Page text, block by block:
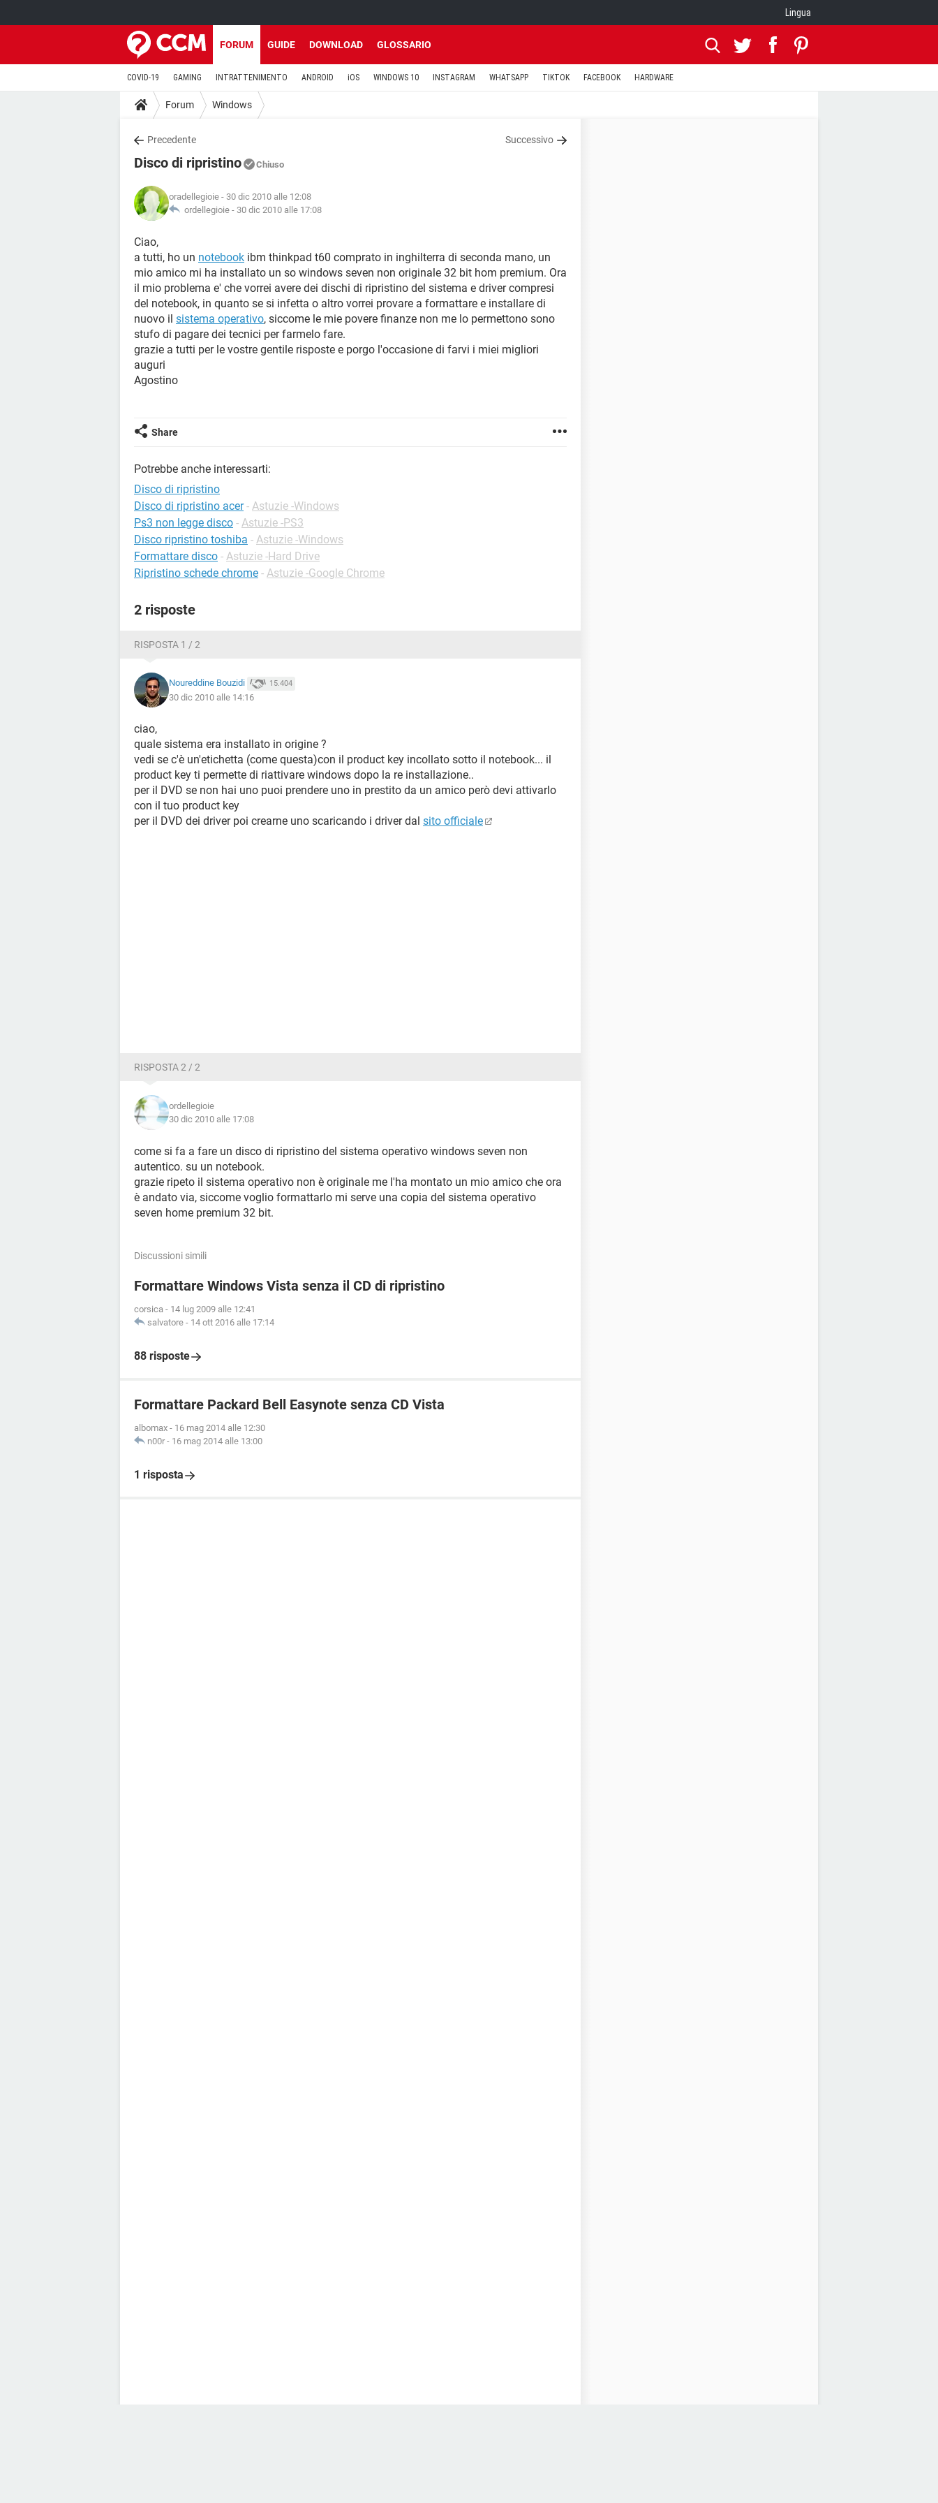
Lingua
FORUM GUIDE DOWNLOAD GLOSSARIO
COVID-19 GAMING INTRATTENIMENTO ANDROID iOS WINDOWS 10 INSTAGRAM WHATSAPP TIKTOK FACEBOOK HARDWARE
Forum Windows
Precedente Successivo
Disco di ripristino Chiuso
oradellegioie - 30 dic 2010 alle 12:08
ordellegioie - 30 dic 2010 alle 17:08
Ciao,
a tutti, ho un notebook ibm thinkpad t60 comprato in inghilterra di seconda mano, un
mio amico mi ha installato un so windows seven non originale 32 bit hom premium. Ora
il mio problema e' che vorrei avere dei dischi di ripristino del sistema e driver compresi
del notebook, in quanto se si infetta o altro vorrei provare a formattare e installare di
nuovo il sistema operativo, siccome le mie povere finanze non me lo permettono sono
stufo di pagare dei tecnici per farmelo fare.
grazie a tutti per le vostre gentile risposte e porgo l'occasione di farvi i miei migliori
auguri
Agostino
Share
Potrebbe anche interessarti:
Disco di ripristino
Disco di ripristino acer - Astuzie -Windows
Ps3 non legge disco - Astuzie -PS3
Disco ripristino toshiba - Astuzie -Windows
Formattare disco - Astuzie -Hard Drive
Ripristino schede chrome - Astuzie -Google Chrome
2 risposte
RISPOSTA 1 / 2
Noureddine Bouzidi 15.404
30 dic 2010 alle 14:16
ciao,
quale sistema era installato in origine ?
vedi se c'è un'etichetta (come questa)con il product key incollato sotto il notebook... il
product key ti permette di riattivare windows dopo la re installazione..
per il DVD se non hai uno puoi prendere uno in prestito da un amico però devi attivarlo
con il tuo product key
per il DVD dei driver poi crearne uno scaricando i driver dal sito officiale
RISPOSTA 2 / 2
ordellegioie
30 dic 2010 alle 17:08
come si fa a fare un disco di ripristino del sistema operativo windows seven non
autentico. su un notebook.
grazie ripeto il sistema operativo non è originale me l'ha montato un mio amico che ora
è andato via, siccome voglio formattarlo mi serve una copia del sistema operativo
seven home premium 32 bit.
Discussioni simili
Formattare Windows Vista senza il CD di ripristino
corsica - 14 lug 2009 alle 12:41
salvatore - 14 ott 2016 alle 17:14
88 risposte
Formattare Packard Bell Easynote senza CD Vista
albomax - 16 mag 2014 alle 12:30
n00r - 16 mag 2014 alle 13:00
1 risposta